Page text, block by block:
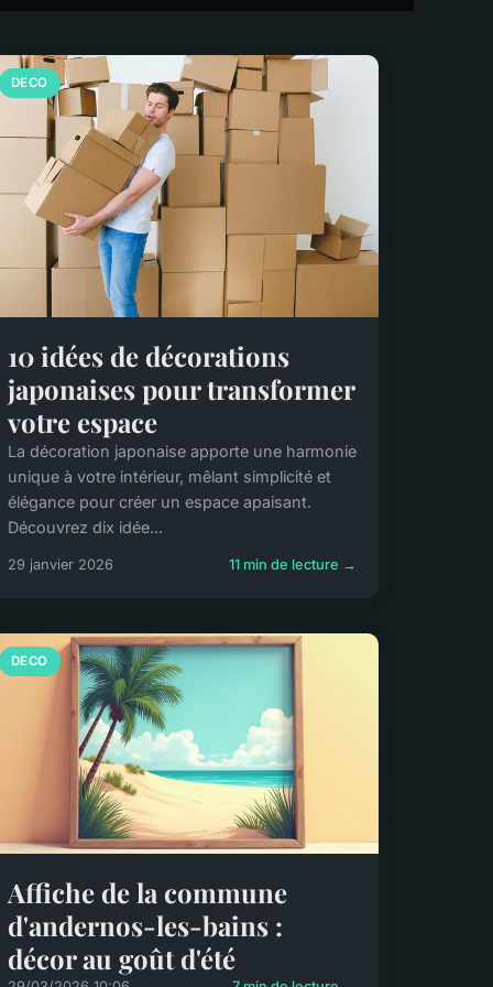
DECO
10 idées de décorations
japonaises pour transformer
votre espace
La décoration japonaise apporte une harmonie
unique à votre intérieur, mêlant simplicité et
élégance pour créer un espace apaisant.
Découvrez dix idée...
29 janvier 2026 11 min de lecture →
DECO
Affiche de la commune
d'andernos-les-bains :
décor au goût d'été